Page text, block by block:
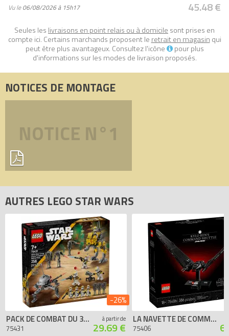
calendrier de l’Avent de 263 pièces à construire inspire aux
activités en famille pendant les fêtes
Tous les prix duLEGO Star Wars 75418 Calendrier de l’Avent
Code EAN du LEGO Star Wars 75418 : 5702017816906.
Vu le06/08/2026 à 15h17 45.48 €
Seules les livraisons en point relais ou à domicile sont prises en
compte ici. Certains marchands proposent le retrait en magasin qui
peut être plus avantageux. Consultez l'icône
pour plus
d'informations sur les modes de livraison proposés.
NOTICES DE MONTAGE
NOTICE N°1
AUTRES LEGO STAR WARS
PACK DE COMBAT DU 327ÈME CORPS D'ARMÉE
75431
à partir de
29.69 €
-26%
LA NAVETTE DE COMMANDEMENT DE KYLO REN
75406